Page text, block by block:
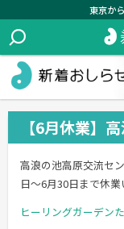
東京か
【6月休業】
高浪の池高原交流セ
日～6月30日まで休業
ヒーリングガーデン